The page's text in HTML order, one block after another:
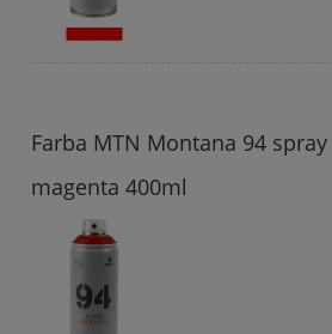
Farba MTN Montana 94
magenta 400ml